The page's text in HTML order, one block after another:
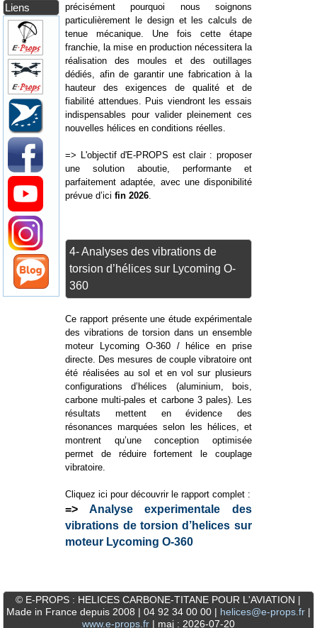
Liens
précisément pourquoi nous soignons
particulièrement le design et les calculs de
tenue mécanique. Une fois cette étape
franchie, la mise en production nécessitera la
réalisation des moules et des outillages
dédiés, afin de garantir une fabrication à la
hauteur des exigences de qualité et de
fiabilité attendues. Puis viendront les essais
indispensables pour valider pleinement ces
nouvelles hélices en conditions réelles.
=> L'objectif d'E-PROPS est clair : proposer
une solution aboutie, performante et
parfaitement adaptée, avec une disponibilité
prévue d’icifin 2026.
4- Analyses des vibrations de
torsion d’hélices sur Lycoming O-
360
Ce rapport présente une étude expérimentale
des vibrations de torsion dans un ensemble
moteur Lycoming O-360 / hélice en prise
directe. Des mesures de couple vibratoire ont
été réalisées au sol et en vol sur plusieurs
configurations d’hélices (aluminium, bois,
carbone multi-pales et carbone 3 pales). Les
résultats mettent en évidence des
résonances marquées selon les hélices, et
montrent qu’une conception optimisée
permet de réduire fortement le couplage
vibratoire.
Cliquez ici pour découvrir le rapport complet :
=> Analyse experimentale des
vibrations de torsion d’helices sur
moteur Lycoming O-360
© E-PROPS : HELICES CARBONE-TITANE POUR L'AVIATION |
Made in France depuis 2008 | 04 92 34 00 00 | helices@e-props.fr|
www.e-props.fr| maj : 2026-07-20